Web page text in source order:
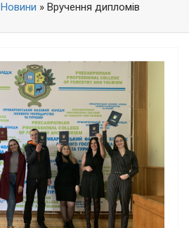
Новини » Вручення дипломів